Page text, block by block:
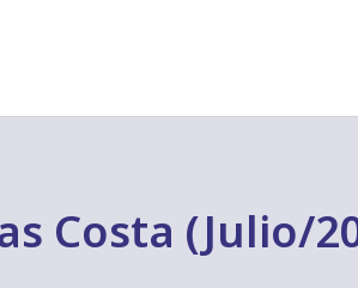
Costa (Julio/